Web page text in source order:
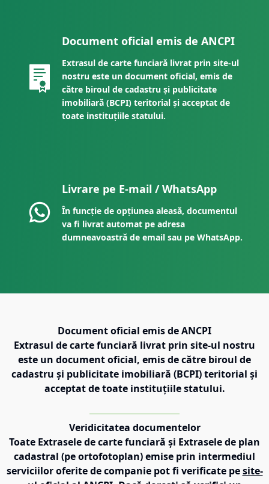
Document oficial emis de ANCPI
Extrasul de carte funciară livrat prin site-ul
nostru este un document oficial, emis de
către biroul de cadastru și publicitate
imobiliară (BCPI) teritorial și acceptat de
toate instituțiile statului.
Livrare pe E-mail / WhatsApp
În funcție de opțiunea aleasă, documentul
va fi livrat automat pe adresa
dumneavoastră de email sau pe WhatsApp.
Document oficial emis de ANCPI
Extrasul de carte funciară livrat prin site-ul nostru
este un document oficial, emis de către biroul de
cadastru și publicitate imobiliară (BCPI) teritorial și
acceptat de toate instituțiile statului.
Veridicitatea documentelor
Toate Extrasele de carte funciară și Extrasele de plan
cadastral (pe ortofotoplan) emise prin intermediul
serviciilor oferite de companie pot fi verificate pe site-